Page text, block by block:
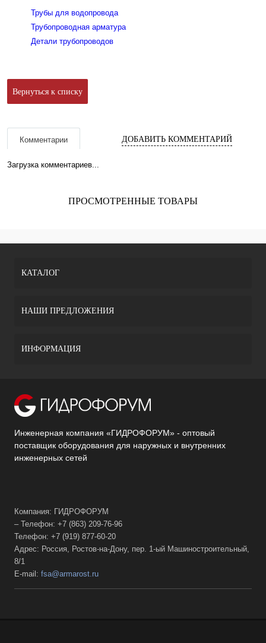
Трубы для водопровода
Трубопроводная арматура
Детали трубопроводов
Вернуться к списку
Комментарии ДОБАВИТЬ КОММЕНТАРИЙ
Загрузка комментариев...
ПРОСМОТРЕННЫЕ ТОВАРЫ
КАТАЛОГ
НАШИ ПРЕДЛОЖЕНИЯ
ИНФОРМАЦИЯ
Инженерная компания «ГИДРОФОРУМ» - оптовый
поставщик оборудования для наружных и внутренних
инженерных сетей
Компания: ГИДРОФОРУМ
– Телефон: +7 (863) 209-76-96
Телефон: +7 (919) 877-60-20
Адрес: Россия, Ростов-на-Дону, пер. 1-ый Машиностроительный,
8/1
E-mail: fsa@armarost.ru